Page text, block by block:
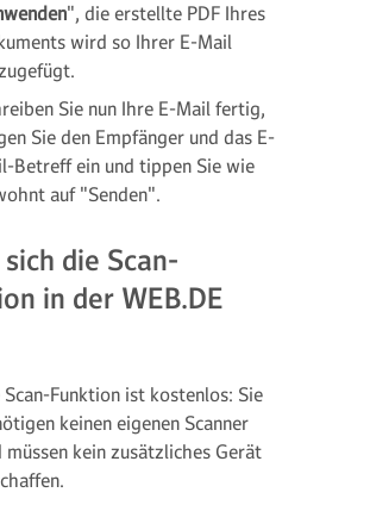
", die erstellte PDF Ihres
wird so Ihrer E-Mail
Sie nun Ihre E-Mail fertig,
Sie den Empfänger und das E-
Betreff ein und tippen Sie wie
auf "Senden".
die Scan-
in der WEB.DE
Scan-Funktion ist kostenlos: Sie
keinen eigenen Scanner
müssen kein zusätzliches Gerät